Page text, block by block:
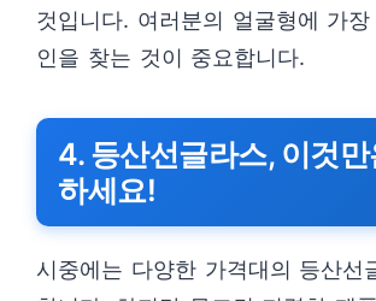
것입니다. 여러분의 얼굴형에 가
인을 찾는 것이 중요합니다.
4. 등산선글라스, 이것만
하세요!
시중에는 다양한 가격대의 등산선